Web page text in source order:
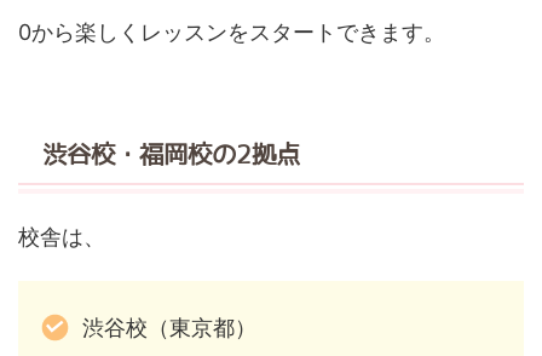
0から楽しくレッスンをスタートできます。
渋谷校・福岡校の2拠点
校舎は、
渋谷校（東京都）